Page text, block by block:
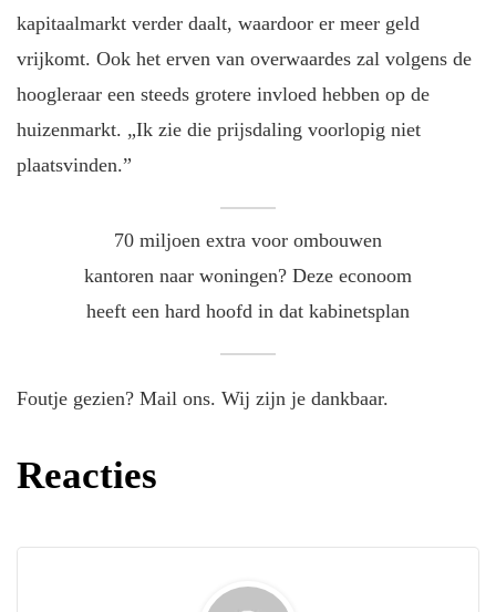
kapitaalmarkt verder daalt, waardoor er meer geld
vrijkomt. Ook het erven van overwaardes zal volgens de
hoogleraar een steeds grotere invloed hebben op de
huizenmarkt. „Ik zie die prijsdaling voorlopig niet
plaatsvinden.”
70 miljoen extra voor ombouwen
kantoren naar woningen? Deze econoom
heeft een hard hoofd in dat kabinetsplan
Foutje gezien? Mail ons. Wij zijn je dankbaar.
Reacties